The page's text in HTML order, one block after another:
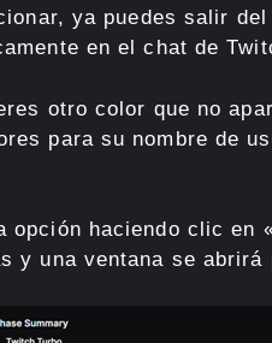
ya puedes salir
en el chat de
otro color que no
para su nombre de
opción haciendo clic en
y una ventana se abrirá